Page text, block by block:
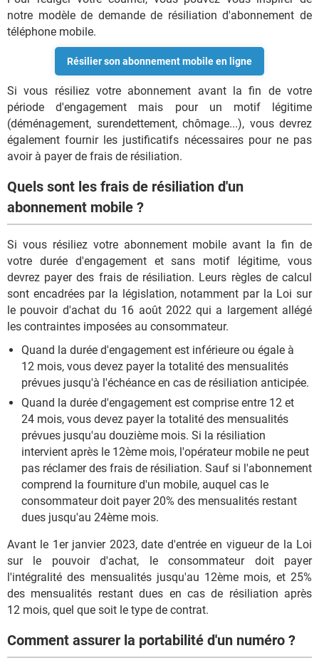
notre modèle de demande de résiliation d'abonnement de
téléphone mobile.
Résilier son abonnement mobile en ligne
Si vous résiliez votre abonnement avant la fin de votre
période d'engagement mais pour un motif légitime
(déménagement, surendettement, chômage...), vous devrez
également fournir les justificatifs nécessaires pour ne pas
avoir à payer de frais de résiliation.
Quels sont les frais de résiliation d'un
abonnement mobile ?
Si vous résiliez votre abonnement mobile avant la fin de
votre durée d'engagement et sans motif légitime, vous
devrez payer des frais de résiliation. Leurs règles de calcul
sont encadrées par la législation, notamment par la Loi sur
le pouvoir d'achat du 16 août 2022 qui a largement allégé
les contraintes imposées au consommateur.
Quand la durée d'engagement est inférieure ou égale à
12 mois, vous devez payer la totalité des mensualités
prévues jusqu'à l'échéance en cas de résiliation anticipée.
Quand la durée d'engagement est comprise entre 12 et
24 mois, vous devez payer la totalité des mensualités
prévues jusqu'au douzième mois. Si la résiliation
intervient après le 12ème mois, l'opérateur mobile ne peut
pas réclamer des frais de résiliation. Sauf si l'abonnement
comprend la fourniture d'un mobile, auquel cas le
consommateur doit payer 20% des mensualités restant
dues jusqu'au 24ème mois.
Avant le 1er janvier 2023, date d'entrée en vigueur de la Loi
sur le pouvoir d'achat, le consommateur doit payer
l'intégralité des mensualités jusqu'au 12ème mois, et 25%
des mensualités restant dues en cas de résiliation après
12 mois, quel que soit le type de contrat.
Comment assurer la portabilité d'un numéro ?